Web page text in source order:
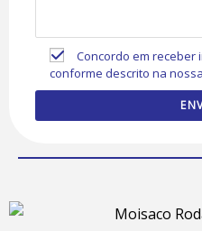
Concordo em receber
conforme descrito na